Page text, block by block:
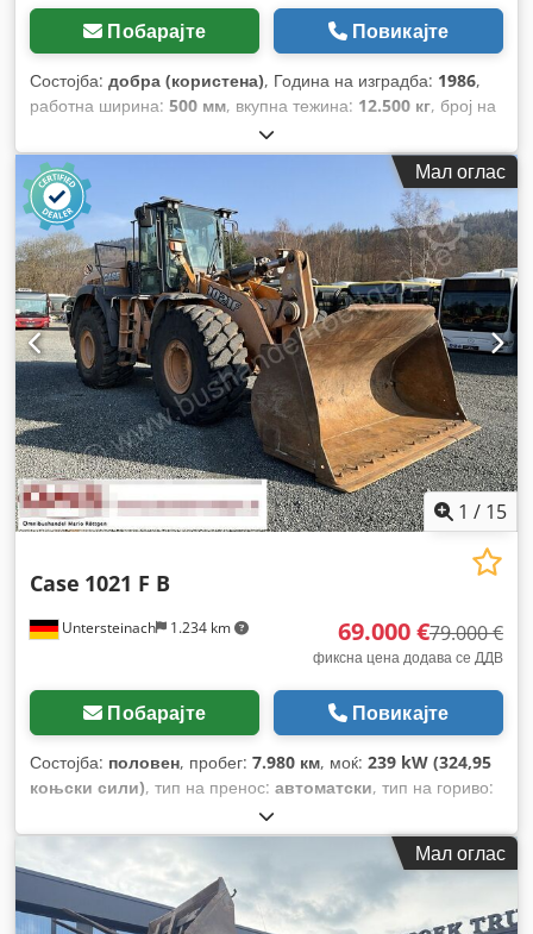
Побарајте Повикајте
Состојба: добра (користена), Година на изградба: 1986,
работна ширина: 500 мм, вкупна тежина: 12.500 кг, број на
Мал оглас
1 / 15
Untersteinach 1.234 km
Case 1021 F B
69.000 €79.000 €
фиксна цена додава се ДДВ
Побарајте Повикајте
Состојба: половен, пробег: 7.980 км, моќ: 239 kW (324,95
коњски сили), тип на пренос: автоматски, тип на гориво:
, прва регистрација:
изградба:2013, Опрема:клима уред,
Мал оглас